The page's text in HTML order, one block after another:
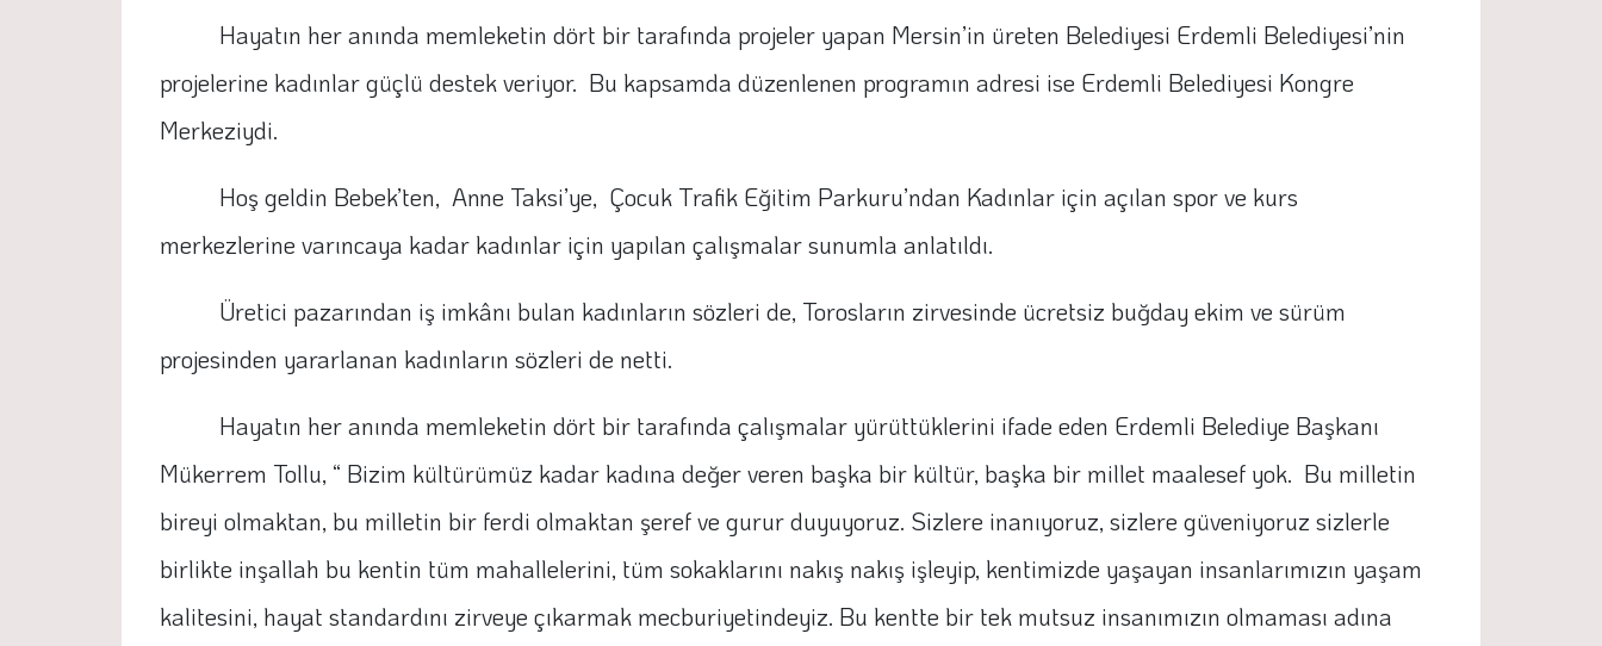
Hayatın her anında memleketin dört bir tarafında projeler yapan Mersin’in üreten Belediyesi Erdemli Belediyesi’nin
projelerine kadınlar güçlü destek veriyor. Bu kapsamda düzenlenen programın adresi ise Erdemli Belediyesi Kongre
Merkeziydi.
Hoş geldin Bebek’ten, Anne Taksi’ye, Çocuk Trafik Eğitim Parkuru’ndan Kadınlar için açılan spor ve kurs
merkezlerine varıncaya kadar kadınlar için yapılan çalışmalar sunumla anlatıldı.
Üretici pazarından iş imkânı bulan kadınların sözleri de, Torosların zirvesinde ücretsiz buğday ekim ve sürüm
projesinden yararlanan kadınların sözleri de netti.
Hayatın her anında memleketin dört bir tarafında çalışmalar yürüttüklerini ifade eden Erdemli Belediye Başkanı
Mükerrem Tollu, “ Bizim kültürümüz kadar kadına değer veren başka bir kültür, başka bir millet maalesef yok. Bu milletin
bireyi olmaktan, bu milletin bir ferdi olmaktan şeref ve gurur duyuyoruz. Sizlere inanıyoruz, sizlere güveniyoruz sizlerle
birlikte inşallah bu kentin tüm mahallelerini, tüm sokaklarını nakış nakış işleyip, kentimizde yaşayan insanlarımızın yaşam
kalitesini, hayat standardını zirveye çıkarmak mecburiyetindeyiz. Bu kentte bir tek mutsuz insanımızın olmaması adına